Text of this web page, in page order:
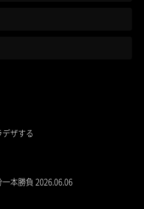
ザする
本勝負 2026.06.06